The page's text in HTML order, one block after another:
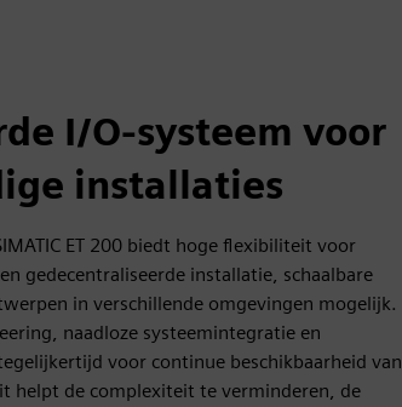
I/O-systeem voor
installaties
ET 200 biedt hoge flexibiliteit voor
gedecentraliseerde installatie, schaalbare
in verschillende omgevingen mogelijk.
naadloze systeemintegratie en
voor continue beschikbaarheid van
helpt de complexiteit te verminderen, de